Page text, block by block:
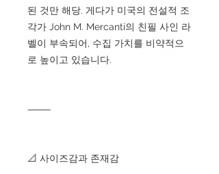
된 것만 해당. 게다가 미국의 전설적 조
각가 John M. Mercanti의 친필 사인 라
벨이 부속되어, 수집 가치를 비약적으
로 높이고 있습니다.
⸻
📐 사이즈감과 존재감